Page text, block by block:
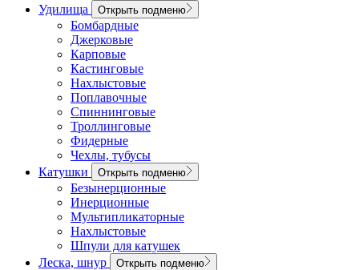
Удилища
Открыть подменю
Бомбардные
Джерковые
Карповые
Кастинговые
Нахлыстовые
Поплавочные
Спиннинговые
Троллинговые
Фидерные
Чехлы, тубусы
Катушки
Открыть подменю
Безынерционные
Инерционные
Мультипликаторные
Нахлыстовые
Шпули для катушек
Леска, шнур
Открыть подменю